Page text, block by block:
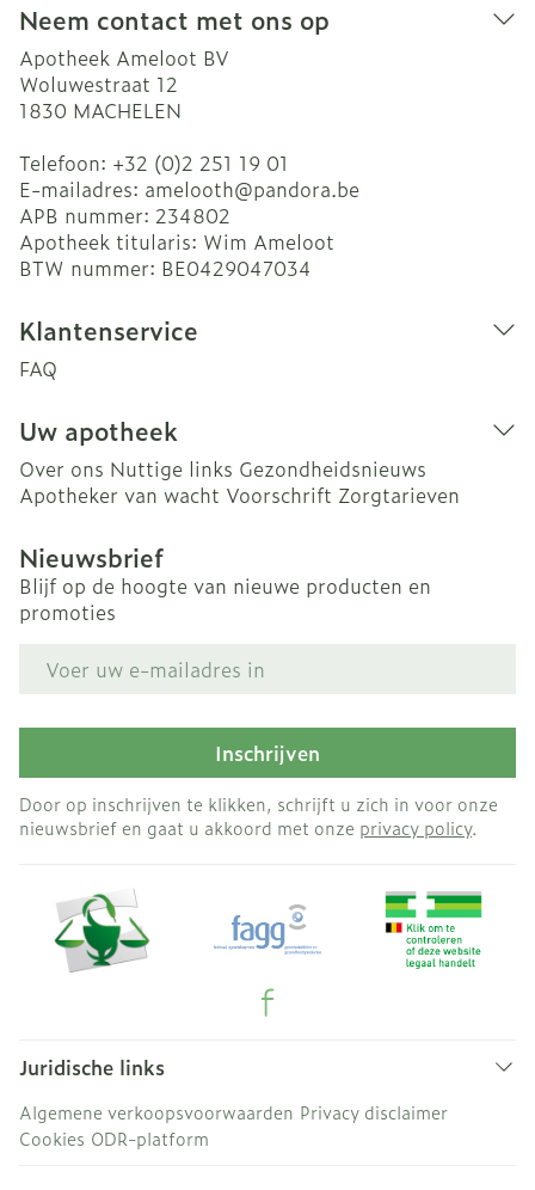
Neem contact met ons op
Apotheek Ameloot BV
Woluwestraat 12
1830 MACHELEN
Telefoon: +32 (0)2 251 19 01
E-mailadres: amelooth@pandora.be
APB nummer: 234802
Apotheek titularis: Wim Ameloot
BTW nummer: BE0429047034
Klantenservice
FAQ
Uw apotheek
Over ons Nuttige links Gezondheidsnieuws
Apotheker van wacht Voorschrift Zorgtarieven
Nieuwsbrief
Blijf op de hoogte van nieuwe producten en
promoties
Inschrijven
Door op inschrijven te klikken, schrijft u zich in voor onze
nieuwsbrief en gaat u akkoord met onze privacy policy.
Juridische links
Algemene verkoopsvoorwaarden Privacy disclaimer
Cookies ODR-platform